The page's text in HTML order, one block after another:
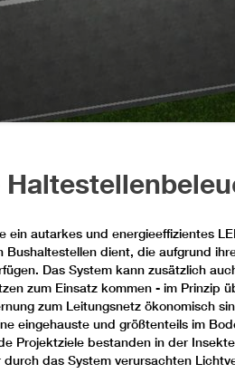
ein autarkes und energieeffizientes
dient, die aufgrund
Das System kann zusätzlich
zum Einsatz kommen - im Prinzip
zum Leitungsnetz ökonomisch
eingehauste und größtenteils im
Projektziele bestanden in der
das System verursachten